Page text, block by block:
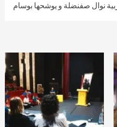
نوال صفنضلة و يوشحها بوسام